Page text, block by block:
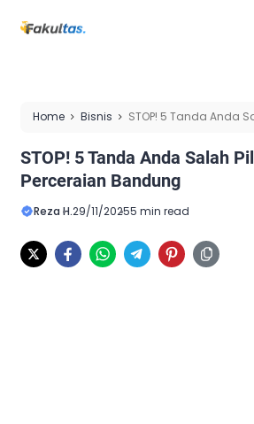
Home Bisnis
STOP! 5 Tanda Anda
STOP! 5 Tanda Anda Salah
Perceraian Bandung
Reza H.29/11/20255 min read